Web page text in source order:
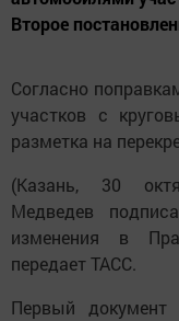
Второе
Согласно
участков с
разметка на
(Казань, 30
Медведев
изменения в
передает ТАСС.
Первый документ